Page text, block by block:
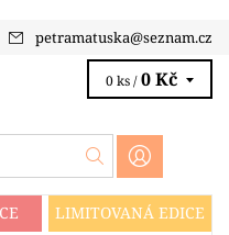
petramatuska@seznam.cz
0 ks / 0 Kč
LIMITOVANÁ EDICE